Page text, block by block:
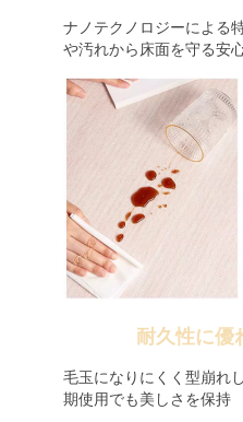
ナノテクノロジーによる
や汚れから床面を守る安
耐久性に優
毛玉になりにくく型崩れ
期使用でも美しさを保持